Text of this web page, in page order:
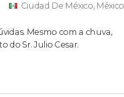
Ciudad De México, México
Mesmo com a chuva,
do Sr. Julio Cesar.